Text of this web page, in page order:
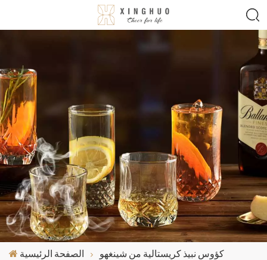
الصفحة الرئيسية كؤوس نبيذ كريستالية من شينغهو